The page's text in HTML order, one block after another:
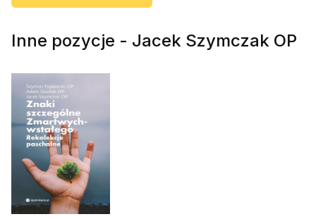
Inne pozycje - Jacek Szymczak OP